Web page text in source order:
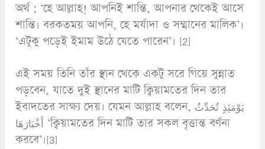
অর্থ : ‘হে আল্লাহ! আপনিই শান্তি, আপনার থেকেই আসে
শান্তি। বরকতময় আপনি, হে মর্যাদা ও সম্মানের মালিক’।
‘এটুকু পড়েই ইমাম উঠে যেতে পারেন’। [2]
এই সময় তিনি তাঁর স্থান থেকে একটু সরে গিয়ে সুন্নাত
পড়বেন, যাতে দুই স্থানের মাটি ক্বিয়ামতের দিন তার
ইবাদতের সাক্ষ্য দেয়। যেমন আল্লাহ বলেন, يَوْمَئِذٍ تُحَدِّثُ
أَخْبَارَهَا ‘ক্বিয়ামতের দিন মাটি তার সকল বৃত্তান্ত বর্ণনা
করবে’।[3]